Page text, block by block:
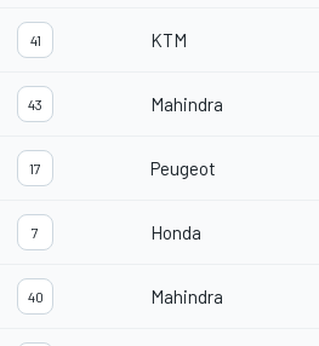
41 KTM
43 Mahindra
17 Peugeot
7 Honda
40 Mahindra